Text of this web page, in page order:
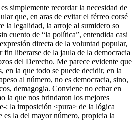
simplemente recordar la necesidad de
que, en aras de evitar el férreo corsé
la legalidad, la arroje al sumidero so
cuento de “la política”, entendida casi
directa de la voluntad popular,
fin liberarse de la jaula de la democracia
del Derecho. Me parece evidente que
en la que todo se puede decidir, en la
al número, no es democracia, sino,
demagogia. Conviene no echar en
la que nos brindaron los mejores
: la imposición <pura> de la lógica
es la del mayor número, propicia la